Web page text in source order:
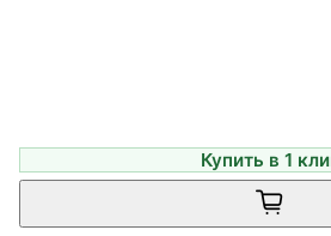
Купить в 1